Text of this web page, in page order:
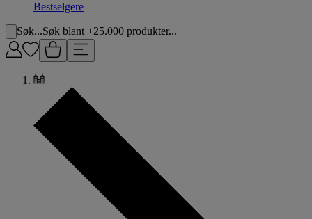
Bestselgere
Søk...Søk blant +25.000 produkter...